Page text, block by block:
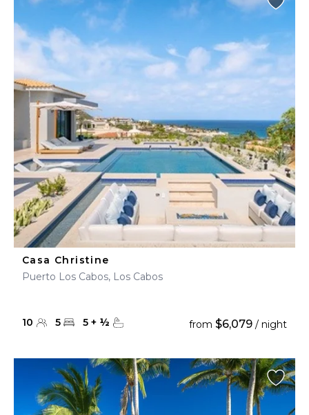
Casa Christine
Puerto Los Cabos, Los Cabos
10 5 5 + ½ from $6,079 / night